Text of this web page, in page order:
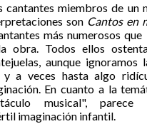
cantantes miembros de un
son Cantos en
más numerosos que
obra. Todos ellos
aunque ignoramos
a veces hasta algo
En cuanto a la
musical", parece
imaginación infantil.